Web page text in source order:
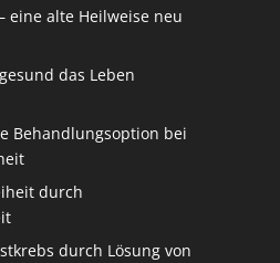
eine alte Heilweise neu
das Leben
Behandlungsoption bei
durch
durch Lösung von